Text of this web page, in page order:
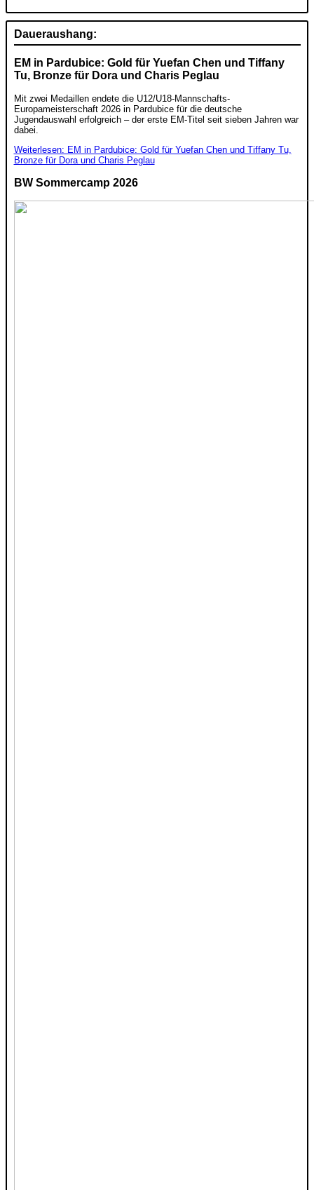
Daueraushang:
EM in Pardubice: Gold für Yuefan Chen und Tiffany
Tu, Bronze für Dora und Charis Peglau
Mit zwei Medaillen endete die U12/U18-Mannschafts-
Europameisterschaft 2026 in Pardubice für die deutsche
Jugendauswahl erfolgreich – der erste EM-Titel seit sieben Jahren war
dabei.
Weiterlesen: EM in Pardubice: Gold für Yuefan Chen und Tiffany Tu,
Bronze für Dora und Charis Peglau
BW Sommercamp 2026